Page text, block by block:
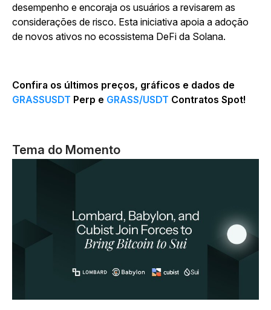
desempenho e encoraja os usuários a revisarem as
considerações de risco. Esta iniciativa apoia a adoção
de novos ativos no ecossistema DeFi da Solana.
Confira os últimos preços, gráficos e dados de
GRASSUSDT Perp e GRASS/USDT Contratos Spot!
Tema do Momento